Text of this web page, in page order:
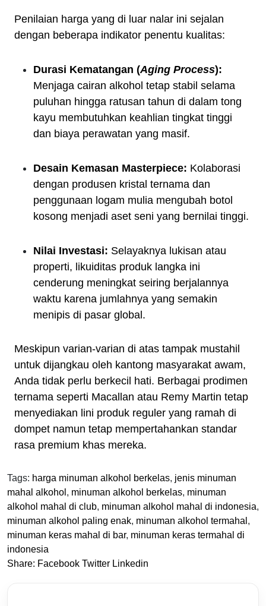
Penilaian harga yang di luar nalar ini sejalan
dengan beberapa indikator penentu kualitas:
Durasi Kematangan (Aging Process):
Menjaga cairan alkohol tetap stabil selama
puluhan hingga ratusan tahun di dalam tong
kayu membutuhkan keahlian tingkat tinggi
dan biaya perawatan yang masif.
Desain Kemasan Masterpiece: Kolaborasi
dengan produsen kristal ternama dan
penggunaan logam mulia mengubah botol
kosong menjadi aset seni yang bernilai tinggi.
Nilai Investasi: Selayaknya lukisan atau
properti, likuiditas produk langka ini
cenderung meningkat seiring berjalannya
waktu karena jumlahnya yang semakin
menipis di pasar global.
Meskipun varian-varian di atas tampak mustahil
untuk dijangkau oleh kantong masyarakat awam,
Anda tidak perlu berkecil hati. Berbagai prodimen
ternama seperti Macallan atau Remy Martin tetap
menyediakan lini produk reguler yang ramah di
dompet namun tetap mempertahankan standar
rasa premium khas mereka.
Tags: harga minuman alkohol berkelas, jenis minuman
mahal alkohol , minuman alkohol berkelas, minuman
alkohol mahal di club, minuman alkohol mahal di indonesia,
minuman alkohol paling enak, minuman alkohol termahal ,
minuman keras mahal di bar, minuman keras termahal di
indonesia
Share: Facebook Twitter Linkedin